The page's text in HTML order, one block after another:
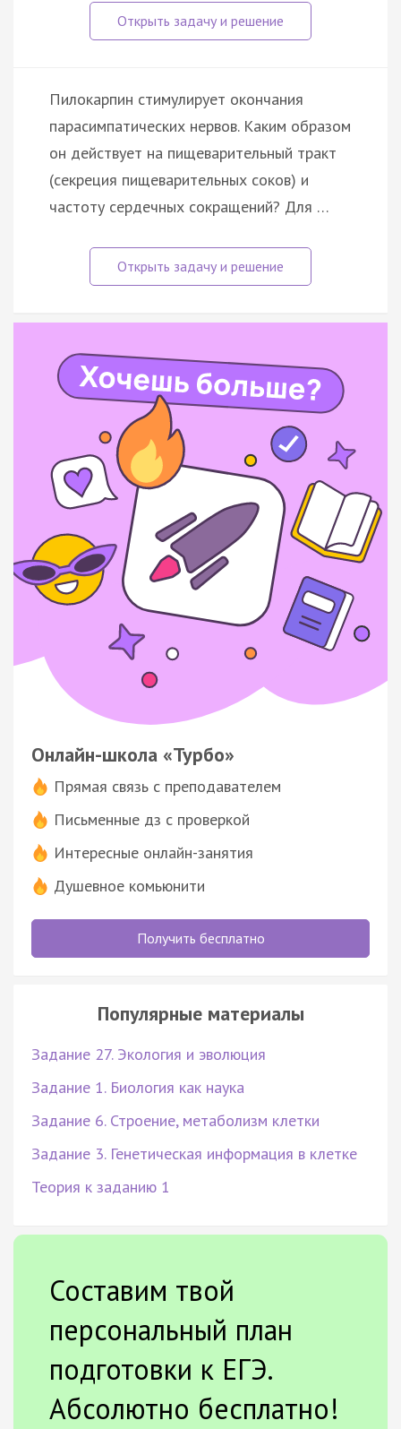
Пилокарпин стимулирует окончания
парасимпатических нервов. Каким образом
он действует на пищеварительный тракт
(секреция пищеварительных соков) и
частоту сердечных сокращений? Для …
Онлайн-школа «Турбо»
Прямая связь с преподавателем
Письменные дз с проверкой
Интересные онлайн-занятия
Душевное комьюнити
Получить бесплатно
Популярные материалы
Задание 27. Экология и эволюция
Задание 1. Биология как наука
Задание 6. Строение, метаболизм клетки
Задание 3. Генетическая информация в клетке
Теория к заданию 1
Составим твой
персональный план
подготовки к ЕГЭ.
Абсолютно бесплатно!